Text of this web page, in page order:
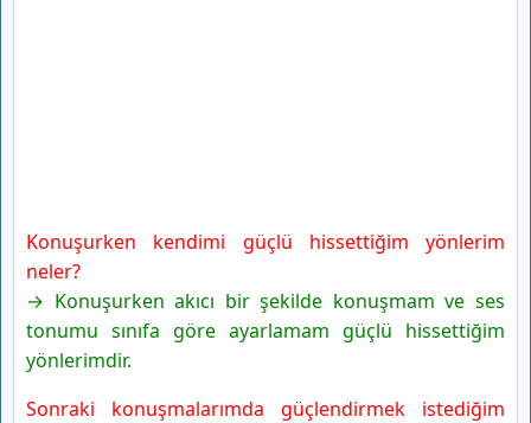
Konuşurken kendimi güçlü hissettiğim yönlerim
neler?
→ Konuşurken akıcı bir şekilde konuşmam ve ses
tonumu sınıfa göre ayarlamam güçlü hissettiğim
yönlerimdir.
Sonraki konuşmalarımda güçlendirmek istediğim